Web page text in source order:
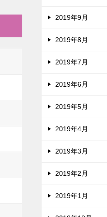
2019年9月
2019年8月
2019年7月
2019年6月
2019年5月
2019年4月
2019年3月
2019年2月
2019年1月